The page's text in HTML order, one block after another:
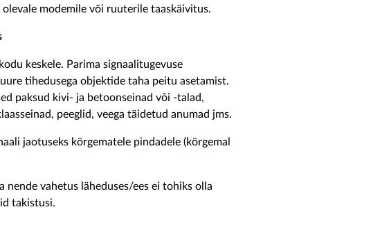
modemile või ruuterile taaskäivitus.
keskele. Parima signaalitugevuse
tihedusega objektide taha peitu asetamist.
paksud kivi- ja betoonseinad või -talad,
peeglid, veega täidetud anumad jms.
jaotuseks körgematele pindadele (körgemal
nende vahetus läheduses/ees ei tohiks olla
takistusi.